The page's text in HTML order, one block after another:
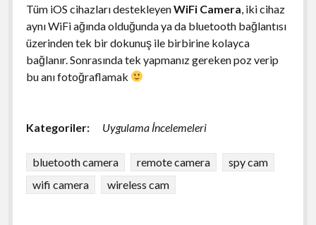
Tüm iOS cihazları destekleyenWiFi Camera , iki cihaz
aynı WiFi ağında olduğunda ya da bluetooth bağlantısı
üzerinden tek bir dokunuş ile birbirine kolayca
bağlanır. Sonrasında tek yapmanız gereken poz verip
bu anı fotoğraflamak
Kategoriler: Uygulama İncelemeleri
bluetooth camera remote camera
spy cam
wifi camera
wireless cam